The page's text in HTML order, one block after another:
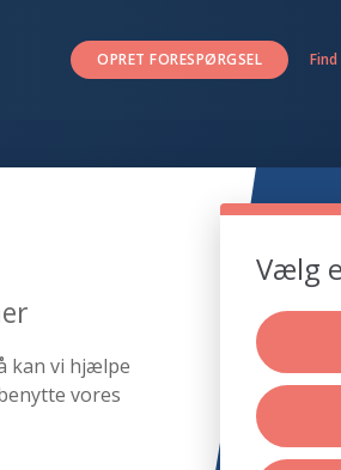
OPRET FORESPØRGSEL
kan vi hjælpe
vores
Vælg